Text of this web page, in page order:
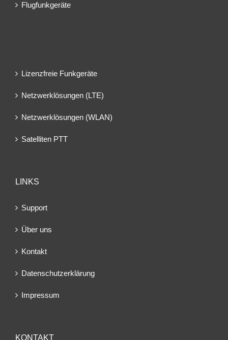
Flugfunkgeräte
Lizenzfreie Funkgeräte
Netzwerklösungen (LTE)
Netzwerklösungen (WLAN)
Satelliten PTT
LINKS
Support
Über uns
Kontakt
Datenschutzerklärung
Impressum
KONTAKT